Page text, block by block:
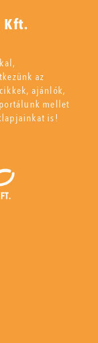
Kft.
az
ajánlók,
mellet
is!